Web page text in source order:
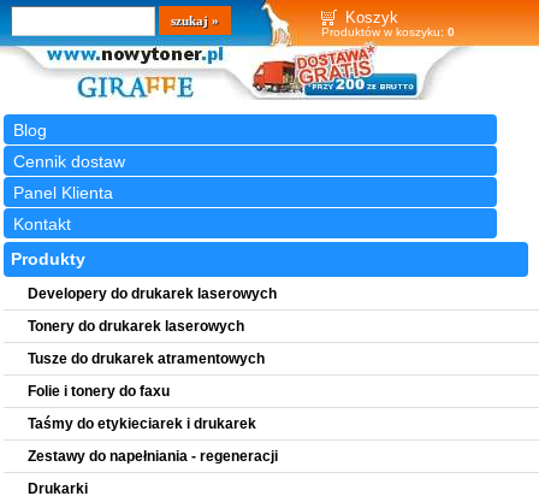
Koszyk
Produktów w koszyku: 0
Blog
Cennik dostaw
Panel Klienta
Kontakt
Wyszukiwarka
szukaj
Produkty
Developery do drukarek laserowych
Tonery do drukarek laserowych
Tusze do drukarek atramentowych
Folie i tonery do faxu
Taśmy do etykieciarek i drukarek
Zestawy do napełniania - regeneracji
Drukarki